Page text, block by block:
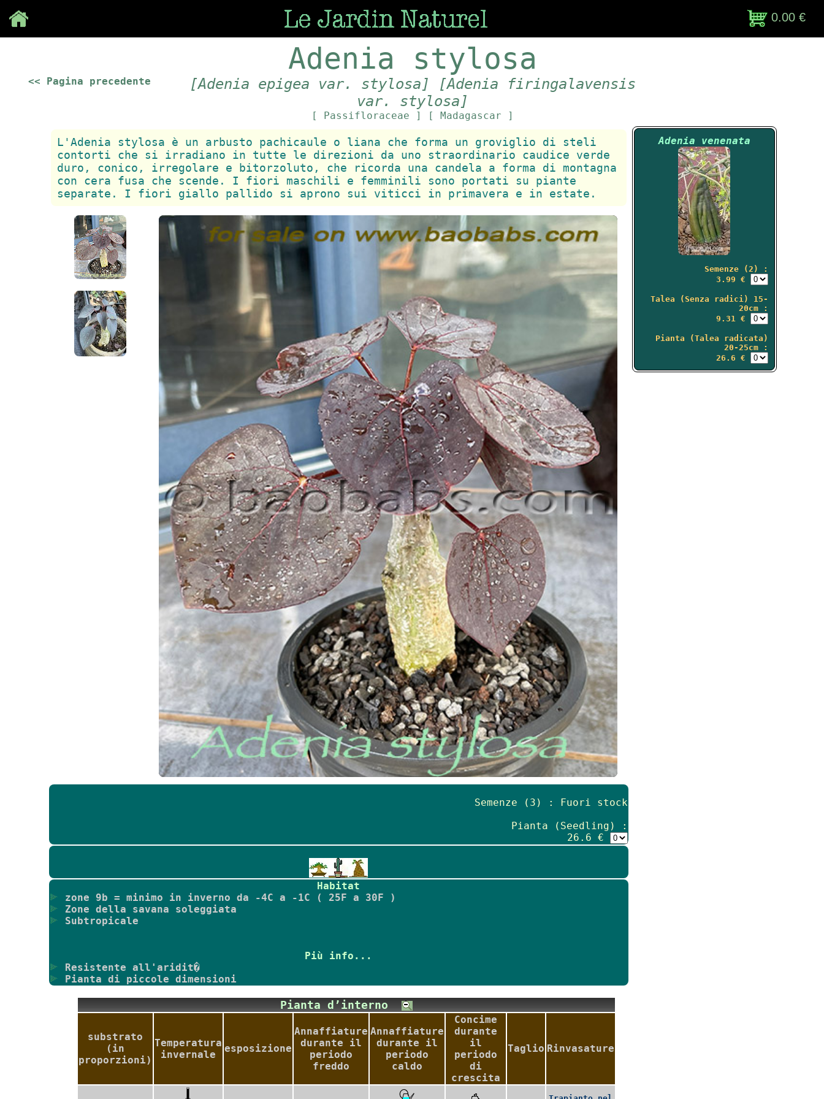
0.00 €
<< Pagina precedente
Adenia stylosa
[Adenia epigea var. stylosa]
[Adenia firingalavensis
var. stylosa]
[ Passifloraceae ] [ Madagascar ]
L'Adenia stylosa è un arbusto pachicaule o liana che forma un groviglio di steli
contorti che si irradiano in tutte le direzioni da uno straordinario caudice verde
duro, conico, irregolare e bitorzoluto, che ricorda una candela a forma di montagna
con cera fusa che scende. I fiori maschili e femminili sono portati su piante
separate. I fiori giallo pallido si aprono sui viticci in primavera e in estate.
Semenze (3) : Fuori stock
Pianta (Seedling) :
26.6 €
Habitat
zone 9b = minimo in inverno da -4C a -1C ( 25F a 30F )
Zone della savana soleggiata
Subtropicale
Più info...
Resistente all'aridit�
Pianta di piccole dimensioni
Pianta d’interno
substrato
(in
proporzioni)
Temperatura
invernale
esposizione
Annaffiature
durante il
periodo
freddo
Annaffiature
durante il
periodo
caldo
Concime
durante
il
periodo
di
crescita
Taglio Rinvasature
Adenia venenata
Semenze (2) :
3.99 €
Talea (Senza radici) 15-
20cm :
9.31 €
Pianta (Talea radicata)
20-25cm :
26.6 €